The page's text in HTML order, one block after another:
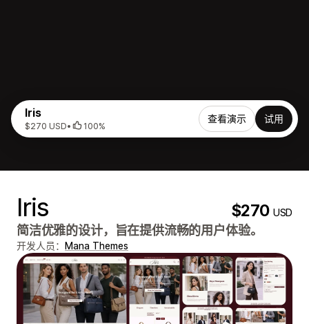
Iris
$270 USD• 100%
查看演示 试用
Iris $270USD
简洁优雅的设计，旨在提供流畅的用户体验。
开发人员： Mana Themes